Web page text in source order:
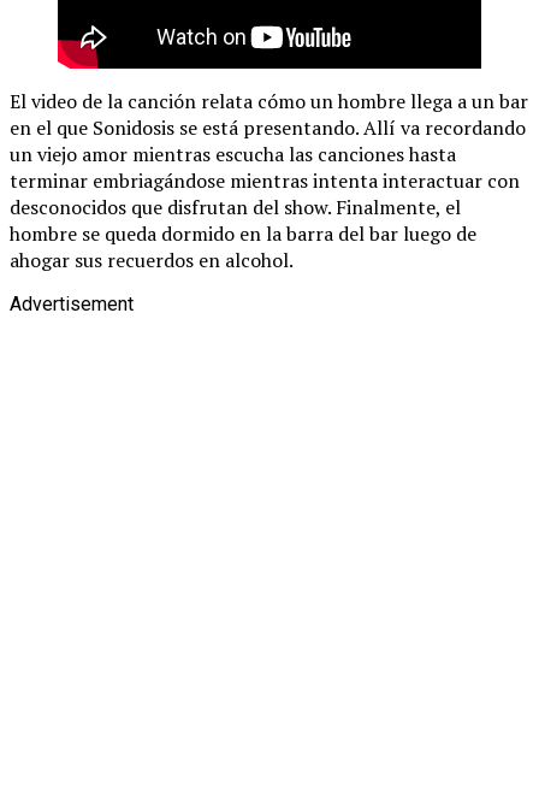
El video de la canción relata cómo un hombre llega a un bar
en el que Sonidosis se está presentando. Allí va recordando
un viejo amor mientras escucha las canciones hasta
terminar embriagándose mientras intenta interactuar con
desconocidos que disfrutan del show. Finalmente, el
hombre se queda dormido en la barra del bar luego de
ahogar sus recuerdos en alcohol.
Advertisement